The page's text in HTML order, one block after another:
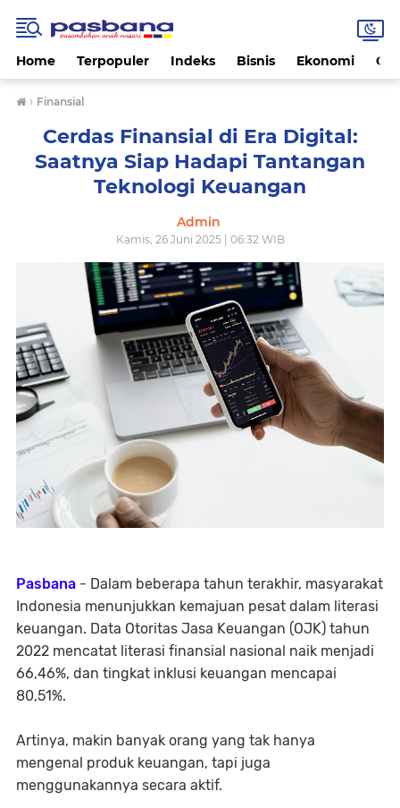
Home Terpopuler Indeks Bisnis Ekonomi
› Finansial
Cerdas Finansial di Era Digital:
Saatnya Siap Hadapi Tantangan
Teknologi Keuangan
Admin
Kamis, 26 Juni 2025 | 06:32 WIB
Pasbana - Dalam beberapa tahun terakhir, masyarakat
Indonesia menunjukkan kemajuan pesat dalam literasi
keuangan. Data Otoritas Jasa Keuangan (OJK) tahun
2022 mencatat literasi finansial nasional naik menjadi
66,46%, dan tingkat inklusi keuangan mencapai
80,51%.
Artinya, makin banyak orang yang tak hanya
mengenal produk keuangan, tapi juga
menggunakannya secara aktif.